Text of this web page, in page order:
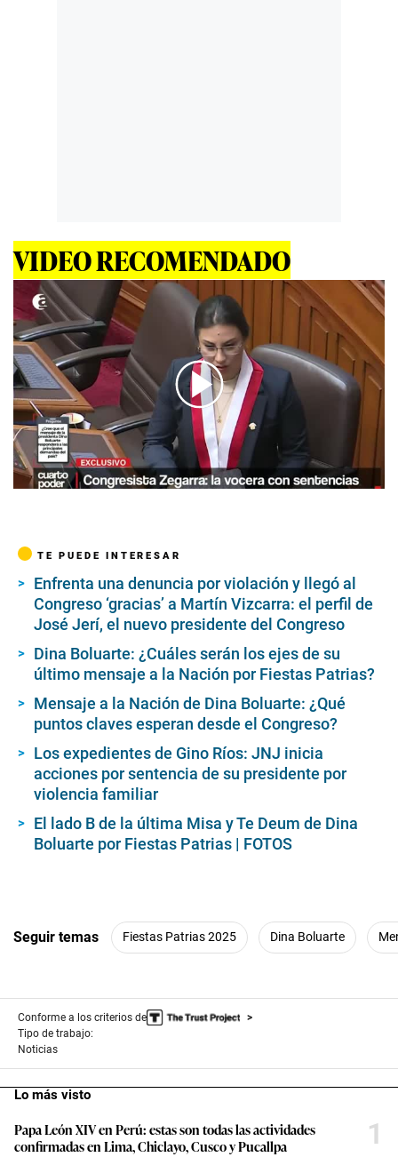
VIDEO RECOMENDADO
00:00 /04:53
TE PUEDE INTERESAR
Enfrenta una denuncia por violación y llegó al
Congreso ‘gracias’ a Martín Vizcarra: el perfil de
José Jerí, el nuevo presidente del Congreso
Dina Boluarte: ¿Cuáles serán los ejes de su
último mensaje a la Nación por Fiestas Patrias?
Mensaje a la Nación de Dina Boluarte: ¿Qué
puntos claves esperan desde el Congreso?
Los expedientes de Gino Ríos: JNJ inicia
acciones por sentencia de su presidente por
violencia familiar
El lado B de la última Misa y Te Deum de Dina
Boluarte por Fiestas Patrias | FOTOS
Seguir temas Fiestas Patrias 2025 Dina Boluarte
Conforme a los criterios de
Tipo de trabajo:
Noticias
Lo más visto
Papa León XIV en Perú: estas son todas las actividades
confirmadas en Lima, Chiclayo, Cusco y Pucallpa
1